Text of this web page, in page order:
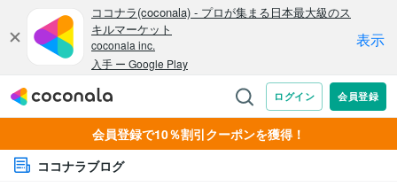
会員登録で10％割引クーポンを獲得！
ココナラブログ